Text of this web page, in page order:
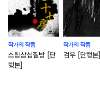
작가의 작품
소림삼십칠방 [단
행본]
작가의 작품
검우 [단행본]